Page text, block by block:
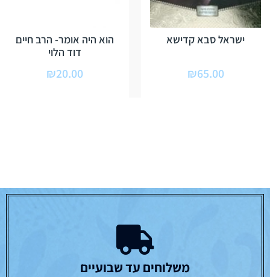
ישראל סבא קדישא
₪65.00
הוא היה אומר- הרב חיים
דוד הלוי
₪20.00
משלוחים עד שבועיים